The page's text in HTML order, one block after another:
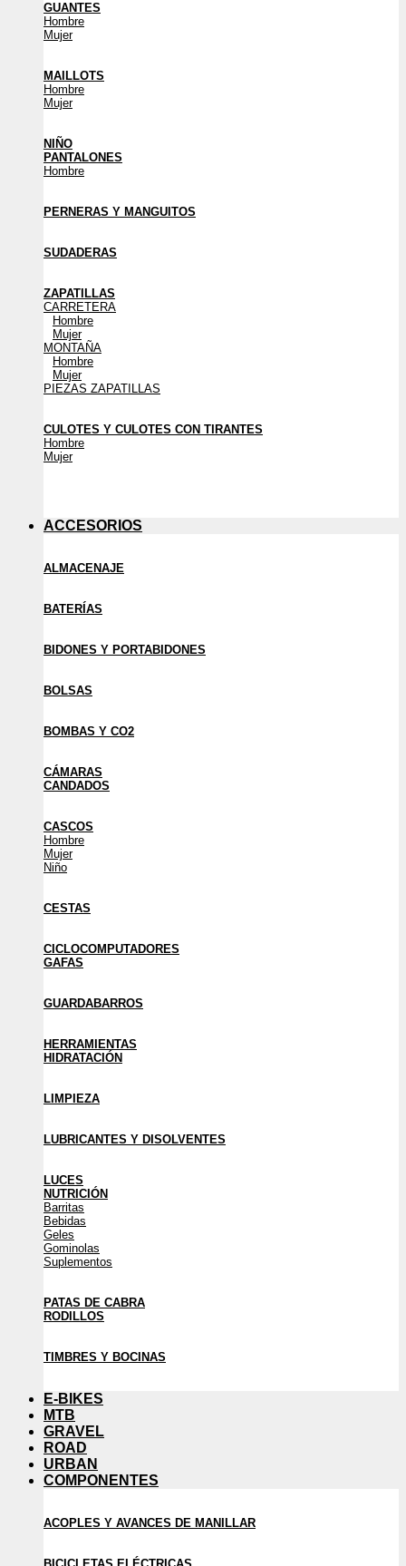
GUANTES
Hombre
Mujer
MAILLOTS
Hombre
Mujer
NIÑO
PANTALONES
Hombre
PERNERAS Y MANGUITOS
SUDADERAS
ZAPATILLAS
CARRETERA
Hombre
Mujer
MONTAÑA
Hombre
Mujer
PIEZAS ZAPATILLAS
CULOTES Y CULOTES CON TIRANTES
Hombre
Mujer
ACCESORIOS
ALMACENAJE
BATERÍAS
BIDONES Y PORTABIDONES
BOLSAS
BOMBAS Y CO2
CÁMARAS
CANDADOS
CASCOS
Hombre
Mujer
Niño
CESTAS
CICLOCOMPUTADORES
GAFAS
GUARDABARROS
HERRAMIENTAS
HIDRATACIÓN
LIMPIEZA
LUBRICANTES Y DISOLVENTES
LUCES
NUTRICIÓN
Barritas
Bebidas
Geles
Gominolas
Suplementos
PATAS DE CABRA
RODILLOS
TIMBRES Y BOCINAS
E-BIKES
MTB
GRAVEL
ROAD
URBAN
COMPONENTES
ACOPLES Y AVANCES DE MANILLAR